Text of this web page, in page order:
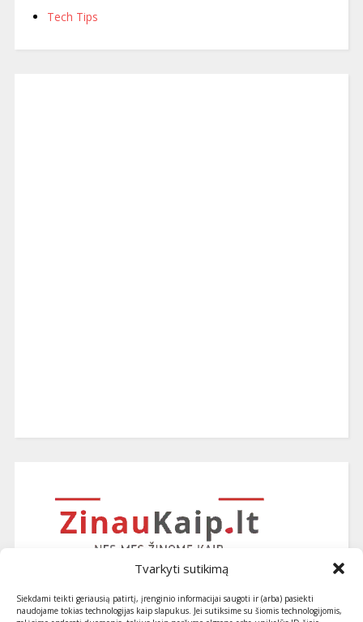
Tvarkyti sutikimą
Siekdami teikti geriausią patirtį, įrenginio informacijai saugoti ir (arba) pasiekti
naudojame tokias technologijas kaip slapukus. Jei sutiksime su šiomis technologijomis,
Tech Tips